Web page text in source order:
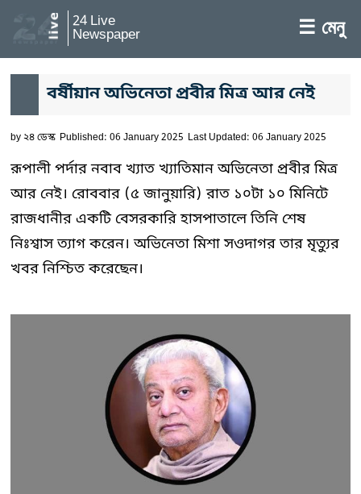
24 Live
Newspaper ☰ মেনু
বর্ষীয়ান অভিনেতা প্রবীর মিত্র আর নেই
by২৪ ডেস্ক Published: 06 January 2025 Last Updated: 06 January 2025
রূপালী পর্দার নবাব খ্যাত খ্যাতিমান অভিনেতা প্রবীর মিত্র
আর নেই। রোববার (৫ জানুয়ারি) রাত ১০টা ১০ মিনিটে
রাজধানীর একটি বেসরকারি হাসপাতালে তিনি শেষ
নিঃশ্বাস ত্যাগ করেন। অভিনেতা মিশা সওদাগর তার মৃত্যুর
খবর নিশ্চিত করেছেন।